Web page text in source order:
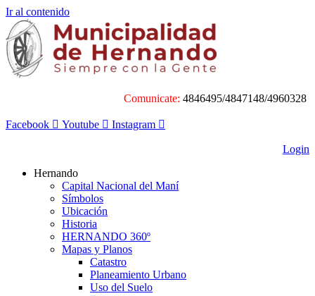
Ir al contenido
Comunicate: 4846495/4847148/4960328
Facebook Youtube Instagram
Login
Hernando
Capital Nacional del Maní
Símbolos
Ubicación
Historia
HERNANDO 360º
Mapas y Planos
Catastro
Planeamiento Urbano
Uso del Suelo